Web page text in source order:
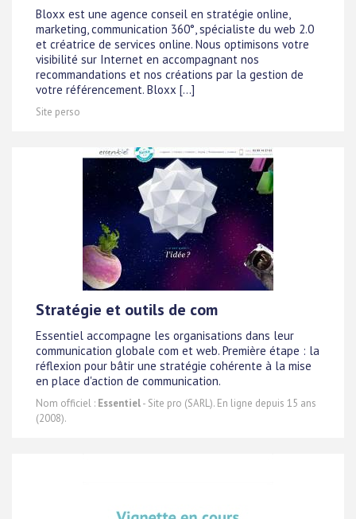
Bloxx est une agence conseil en stratégie online,
marketing, communication 360°, spécialiste du web 2.0
et créatrice de services online. Nous optimisons votre
visibilité sur Internet en accompagnant nos
recommandations et nos créations par la gestion de
votre référencement. Bloxx [...]
Site perso
Stratégie et outils de com
Essentiel accompagne les organisations dans leur
communication globale com et web. Première étape : la
réflexion pour bâtir une stratégie cohérente à la mise
en place d'action de communication.
Nom officiel : Essentiel- Site pro (SARL). En ligne depuis 15 ans
(2008).